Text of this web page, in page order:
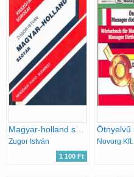
Zugor István
1 100 Ft
Novorg Kft.